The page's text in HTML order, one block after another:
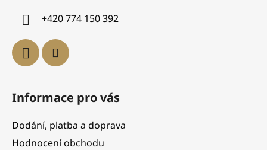
+420 774 150 392
Informace pro vás
Dodání, platba a doprava
Hodnocení obchodu